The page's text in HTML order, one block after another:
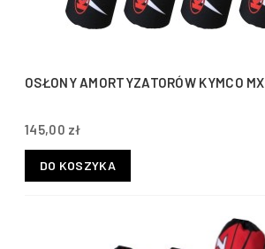
OSŁONY AMORTYZATORÓW KYMCO
145,00 zł
DO KOSZYKA